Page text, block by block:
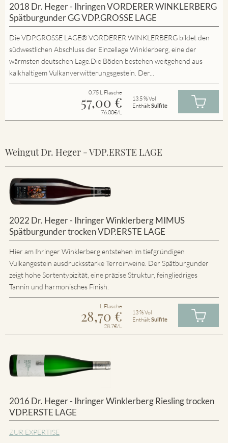
2018 Dr. Heger - Ihringen VORDERER WINKLERBERG
Spätburgunder GG VDP.GROSSE LAGE
Die VDP.GROSSE LAGE® VORDERER WINKLERBERG bildet den
südwestlichen Abschluss der Einzellage Winklerberg, eine der
wärmsten deutschen Lage.Die Böden bestehen weitgehend aus
kalkhaltigem Vulkanverwitterungsgestein. Der...
0.75 L Flasche
57,00 €
76.00€/L
13.5 % Vol
EnthältSulfite
Weingut Dr. Heger - VDP.ERSTE LAGE
2022 Dr. Heger - Ihringer Winklerberg MIMUS
Spätburgunder trocken VDP.ERSTE LAGE
Hier am Ihringer Winklerberg entstehen im tiefgründigen
Vulkangestein ausdrucksstarke Terroirweine. Der Spätburgunder
zeigt hohe Sortentypizität, eine präzise Struktur, feingliedriges
Tannin und harmonisches Finish.
L Flasche
28,70 €
28.7€/L
13 % Vol
EnthältSulfite
2016 Dr. Heger - Ihringer Winklerberg Riesling trocken
VDP.ERSTE LAGE
ZUR EXPERTISE